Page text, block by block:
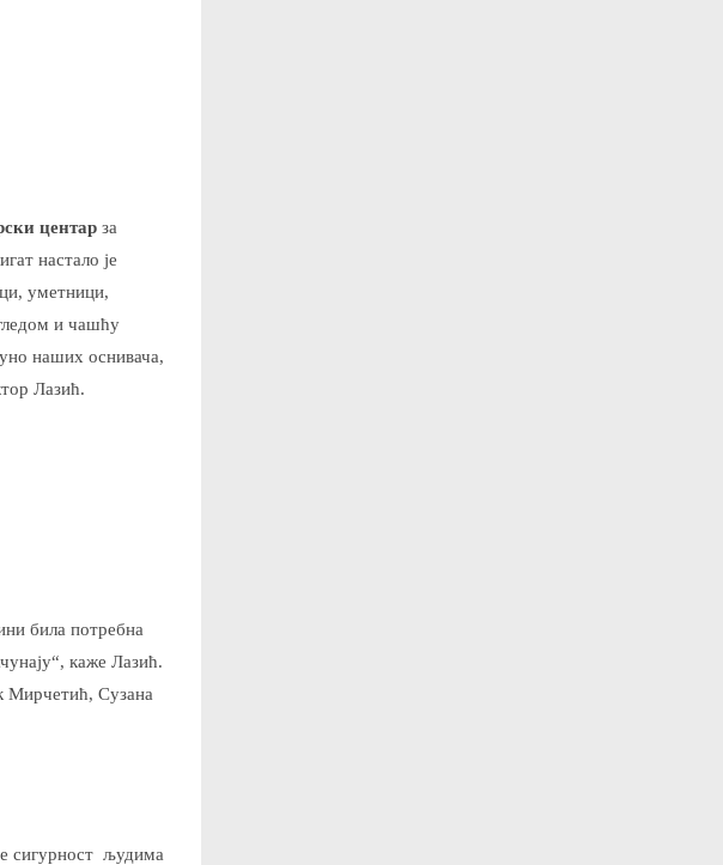
центарза
настало је
уметници,
и чашћу
наших оснивача,
Лазић.
била потребна
каже Лазић.
Мирчетић, Сузана
сигурност људима